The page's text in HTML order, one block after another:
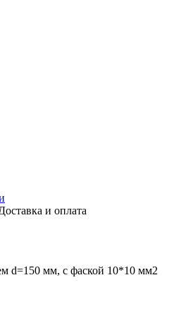
и оплата
d=150 мм, с фаской 10*10 мм2